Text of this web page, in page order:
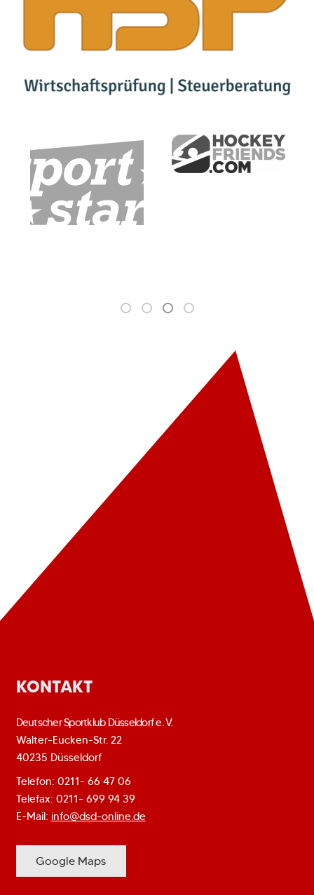
KONTAKT
Deutscher Sportklub Düsseldorf e. V.
Walter-Eucken-Str. 22
40235 Düsseldorf
Telefon: 0211- 66 47 06
Telefax: 0211- 699 94 39
E-Mail: info@dsd-online.de
Google Maps